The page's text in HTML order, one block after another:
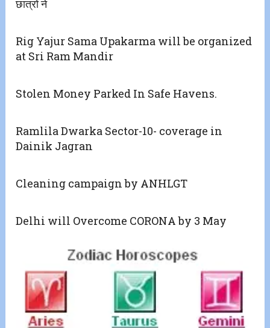
छात्रों ने
Rig Yajur Sama Upakarma will be organized
at Sri Ram Mandir
Stolen Money Parked In Safe Havens.
Ramlila Dwarka Sector-10- coverage in
Dainik Jagran
Cleaning campaign by ANHLGT
Delhi will Overcome CORONA by 3 May